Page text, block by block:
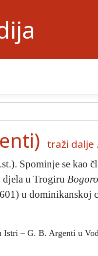
traži dalje
Spominje se kao
djela u Trogiru
u dominikanskoj
Istri – G. B. Argenti u